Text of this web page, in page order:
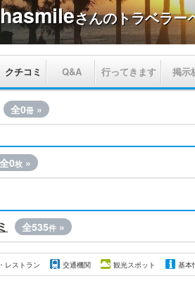
さんのトラベラー
クチコミ Q&A 行ってきます 掲示
全0冊 »
全0枚 »
全535件 »
レストラン 交通機関 観光スポット 基本